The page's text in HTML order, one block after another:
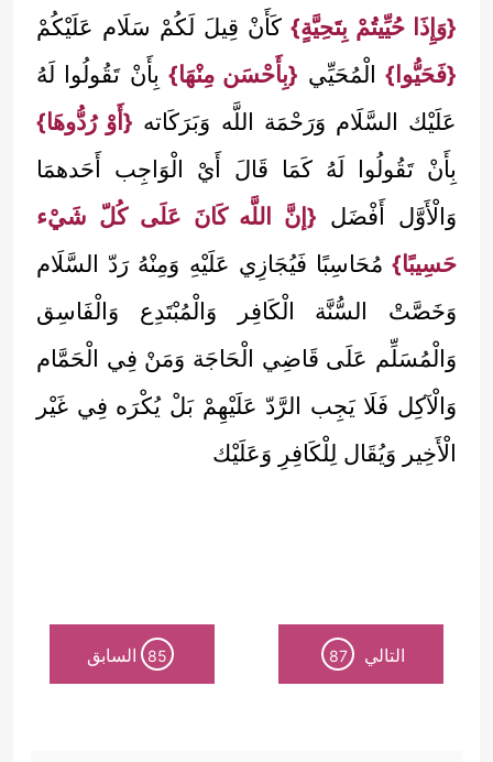
{وَإِذَا حُيِّيتُمْ بِتَحِيَّةٍ} كَأَنْ قِيلَ لَكُمْ سَلَام عَلَيْكُمْ
{فَحَيُّوا}الْمُحَيِّي {بِأَحْسَن مِنْهَا} بِأَنْ تَقُولُوا لَهُ
عَلَيْك السَّلَام وَرَحْمَة اللَّه وَبَرَكَاته {أَوْ رُدُّوهَا}
بِأَنْ تَقُولُوا لَهُ كَمَا قَالَ أَيْ الْوَاجِب أَحَدهمَا
وَالْأَوَّل أَفْضَل {إنَّ اللَّه كَانَ عَلَى كُلّ شَيْء
حَسِيبًا} مُحَاسِبًا فَيُجَازِي عَلَيْهِ وَمِنْهُ رَدّ السَّلَام
وَخَصَّتْ السُّنَّة الْكَافِر وَالْمُبْتَدِع وَالْفَاسِق
وَالْمُسَلِّم عَلَى قَاضِي الْحَاجَة وَمَنْ فِي الْحَمَّام
وَالْآكِل فَلَا يَجِب الرَّدّ عَلَيْهِمْ بَلْ يُكْرَه فِي غَيْر
الْأَخِير وَيُقَال لِلْكَافِرِ وَعَلَيْك
التالي 87
85 السابق